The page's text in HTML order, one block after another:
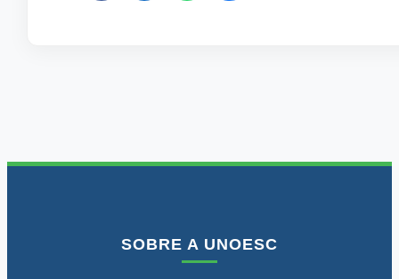
SOBRE A UNOESC